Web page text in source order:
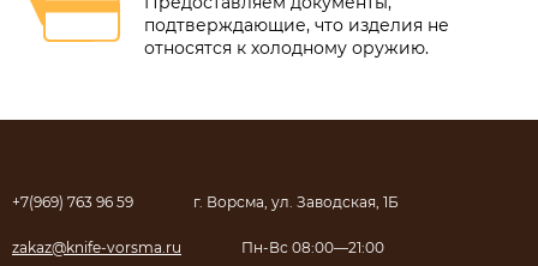
подтверждающие, что изделия не
относятся к холодному оружию.
+7(969) 763 96 59 г. Ворсма, ул. Заводская, 1Б
zakaz@knife-vorsma.ru Пн-Вс 08:00—21:00